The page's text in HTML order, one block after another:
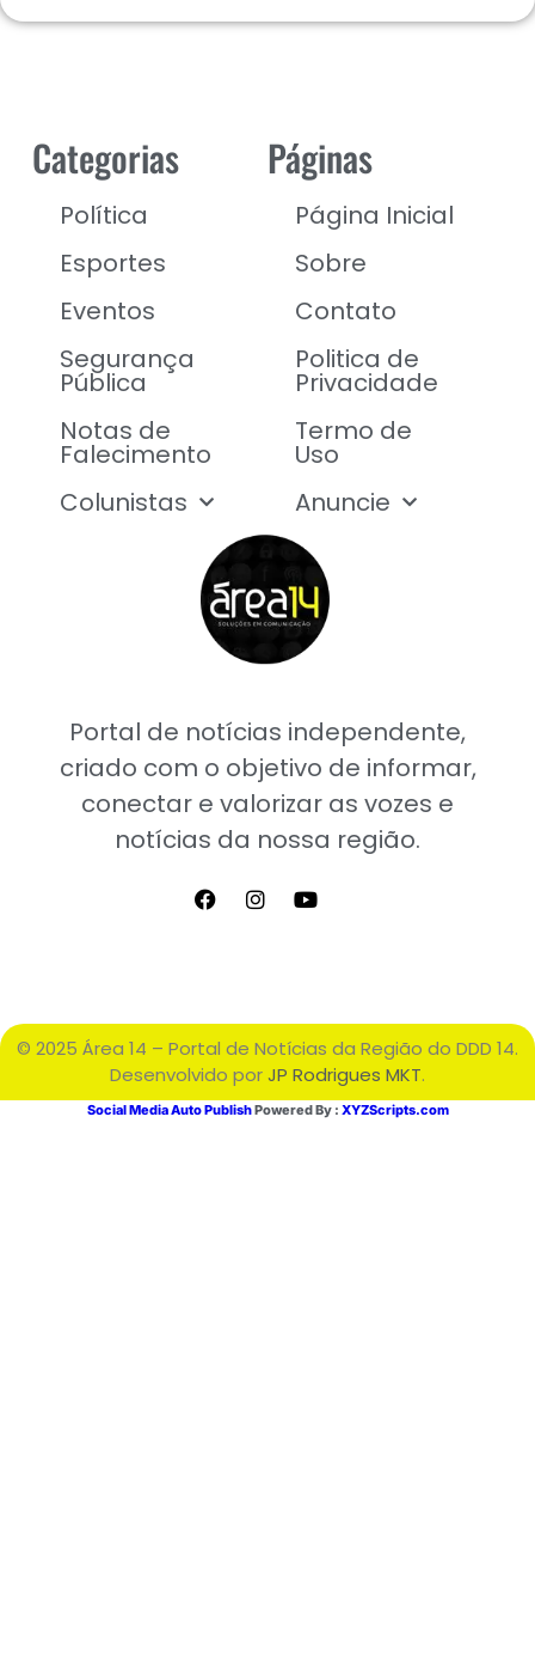
Portal de notícias independente,
criado com o objetivo de informar,
conectar e valorizar as vozes e
notícias da nossa região.
Categorias
Política
Esportes
Eventos
Segurança
Pública
Notas de
Falecimento
Colunistas
Páginas
Página Inicial
Sobre
Contato
Politica de
Privacidade
Termo de
Uso
Anuncie
© 2025 Área 14 – Portal de Notícias da Região do DDD 14.
Desenvolvido porJP Rodrigues MKT.
Social Media Auto PublishPowered By : XYZScripts.com